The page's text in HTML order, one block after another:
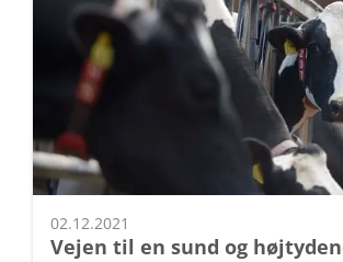
02.12.2021
Vejen til en sund og